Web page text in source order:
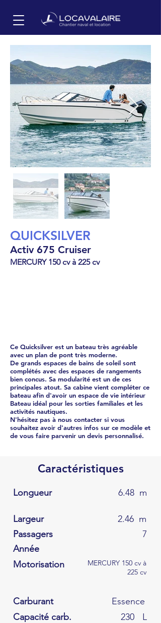
QUICKSILVER
Activ 675 Cruiser
MERCURY 150 cv à 225 cv
Ce Quicksilver est un bateau très agréable
avec un plan de pont très moderne.
De grands espaces de bains de soleil sont
complétés avec des espaces de rangements
bien concus. Sa modularité est un de ces
principales atout. Sa cabine vient compléter ce
bateau afin d'avoir un espace de vie intérieur
Bateau idéal pour les sorties familiales et les
activités nautiques.
N'hésitez pas à nous contacter si vous
souhaitez avoir d'autres infos sur ce modèle et
de vous faire parvenir un devis personnalisé.
Caractéristiques
Longueur 6.48 m
Largeur 2.46 m
Passagers
7
Année
Motorisation
MERCURY 150 cv à
225 cv
Carburant
Essence
Capacité carb.
230
L